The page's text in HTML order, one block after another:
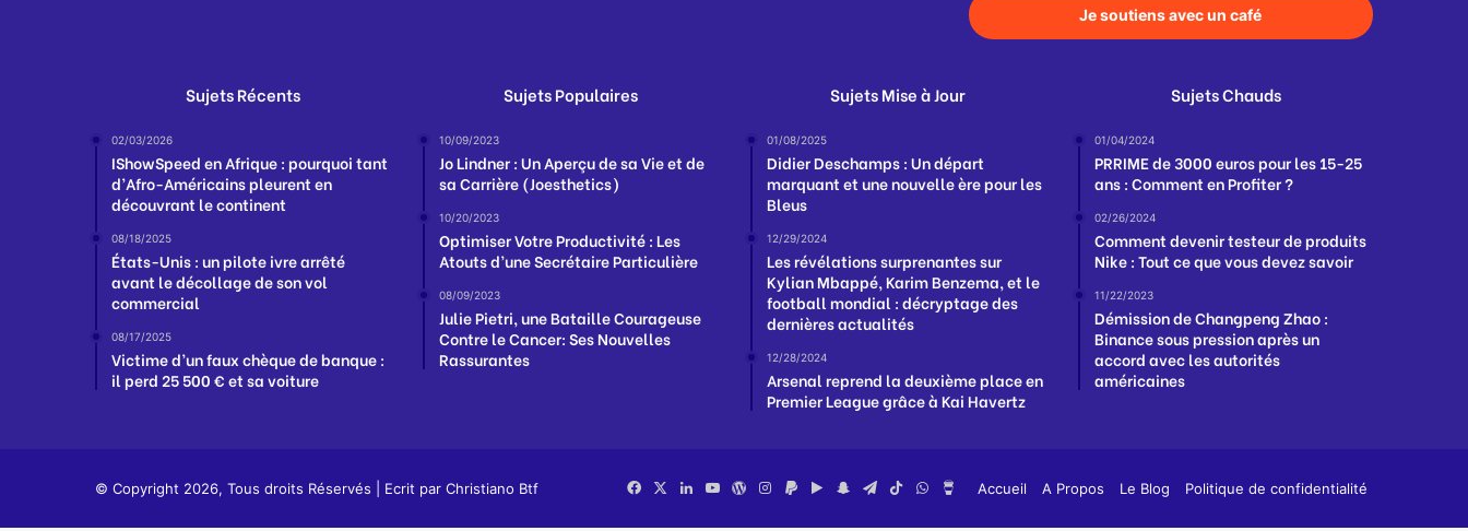
Je soutiens avec un café
Sujets Récents
02/03/2026
IShowSpeed en Afrique : pourquoi tant
d’Afro-Américains pleurent en
découvrant le continent
08/18/2025
États-Unis : un pilote ivre arrêté
avant le décollage de son vol
commercial
08/17/2025
Victime d’un faux chèque de banque :
il perd 25 500 € et sa voiture
Sujets Populaires
10/09/2023
Jo Lindner : Un Aperçu de sa Vie et de
sa Carrière (Joesthetics)
10/20/2023
Optimiser Votre Productivité : Les
Atouts d’une Secrétaire Particulière
08/09/2023
Julie Pietri, une Bataille Courageuse
Contre le Cancer: Ses Nouvelles
Rassurantes
Sujets Mise à Jour
01/08/2025
Didier Deschamps : Un départ
marquant et une nouvelle ère pour les
Bleus
12/29/2024
Les révélations surprenantes sur
Kylian Mbappé, Karim Benzema, et le
football mondial : décryptage des
dernières actualités
12/28/2024
Arsenal reprend la deuxième place en
Premier League grâce à Kai Havertz
Sujets Chauds
01/04/2024
PRRIME de 3000 euros pour les 15-25
ans : Comment en Profiter ?
02/26/2024
Comment devenir testeur de produits
Nike : Tout ce que vous devez savoir
11/22/2023
Démission de Changpeng Zhao :
Binance sous pression après un
accord avec les autorités
américaines
© Copyright 2026, Tous droits Réservés | Ecrit par Christiano Btf Accueil A Propos Le Blog Politique de confidentialité
FacebookLinkedinYouTubeWordPress
Instagram
PayPalGoogleSnapchat
Telegram
TikTokWhatsApp
Buy